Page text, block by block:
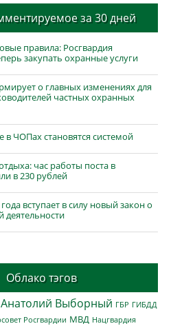
за 30 дней
правила: Росгвардия
закупать охранные услуги
о главных изменениях для
частных охранных
в ЧОПах становятся системой
час работы поста в
в 230 рублей
вступает в силу новый закон о
деятельности
Облако тэгов
Анатолий Выборный ГБР ГИБДД
Росгвардии МВД Нацгвардия